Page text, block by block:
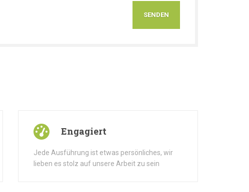
Engagiert
Jede Ausführung ist etwas persönliches, wir
lieben es stolz auf unsere Arbeit zu sein